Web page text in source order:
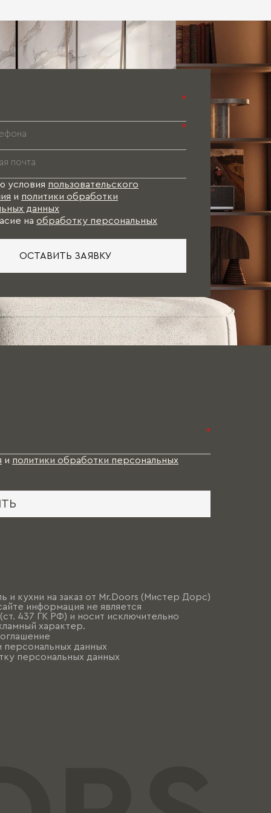
*
*
условия пользовательского
и политики обработки
данных
на обработку персональных
ОСТАВИТЬ ЗАЯВКУ
*
и политики обработки персональных
и кухни на заказ от Mr.Doors (Мистер Дорс)
информация не является
437 ГК РФ) и носит исключительно
характер.
персональных данных
персональных данных